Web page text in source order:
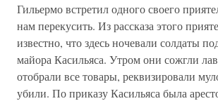
Гильермо встретил одного своего
нам перекусить. Из рассказа этого
известно, что здесь ночевали солдаты
майора Касильяса. Утром они сожгли
отобрали все товары, реквизировали
убили. По приказу Касильяса была